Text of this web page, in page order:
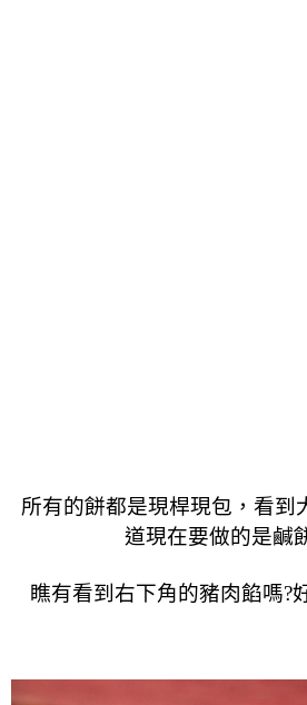
所有的餅都是現桿現包，看到
道現在要做的是鹹
瞧有看到右下角的豬肉餡嗎?